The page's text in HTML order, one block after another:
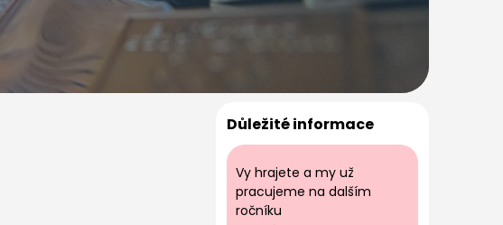
Důležité informace
Vy hrajete a my už
pracujeme na dalším
ročníku